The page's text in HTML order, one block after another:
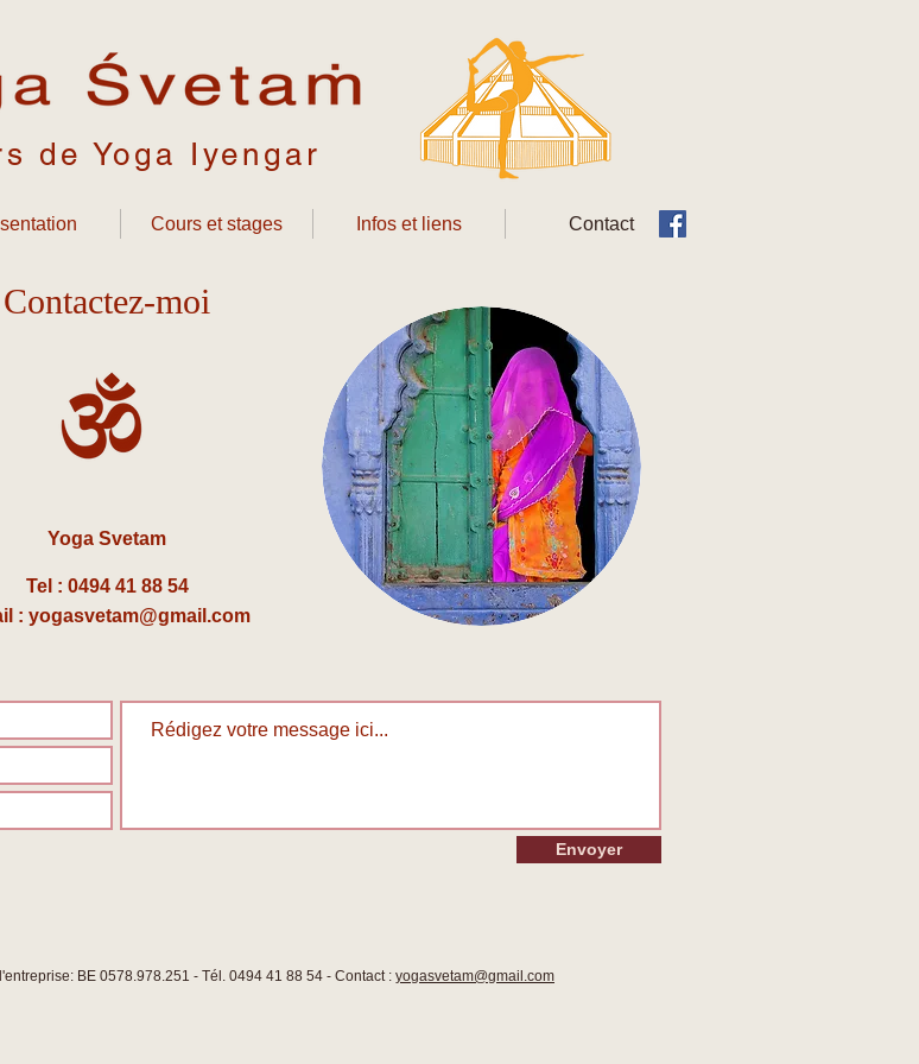
de Yoga Iyengar
Cours et stages Infos et liens Contact
Contactez-moi
Yoga Svetam
Tel : 0494 41 88 54
: yogasvetam@gmail.com
Envoyer
BE 0578.978.251 - Tél. 0494 41 88 54 - Contact : yogasvetam@gmail.com